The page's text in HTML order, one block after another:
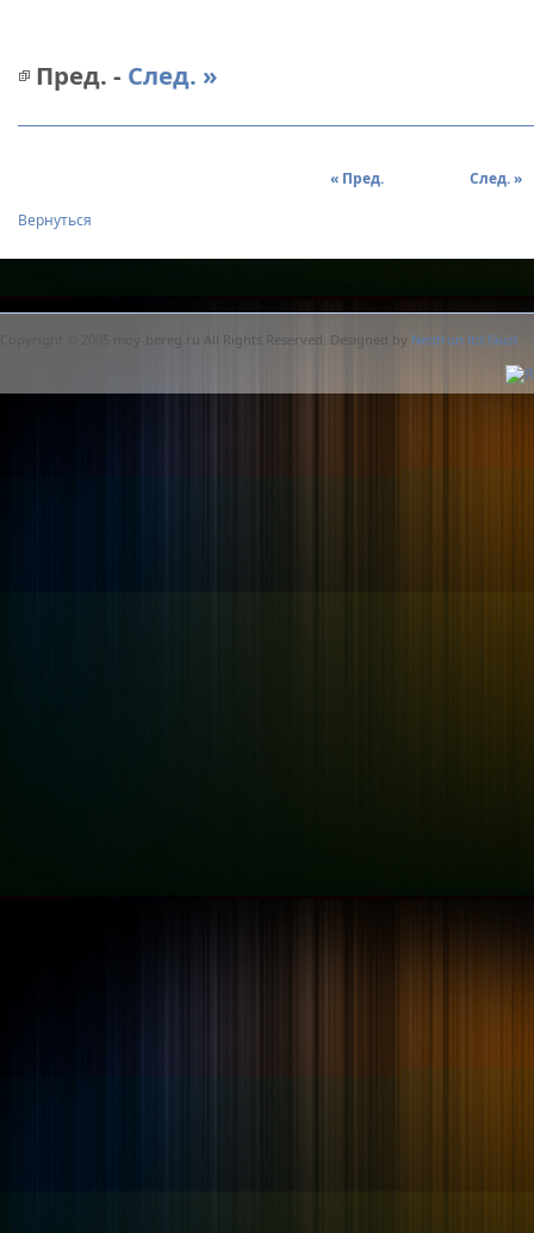
Пред. - След. »
« Пред. След. »
Вернуться
Copyright © 2005 moy-bereg.ru All Rights Reserved. Designed by Neotron ltd.faust